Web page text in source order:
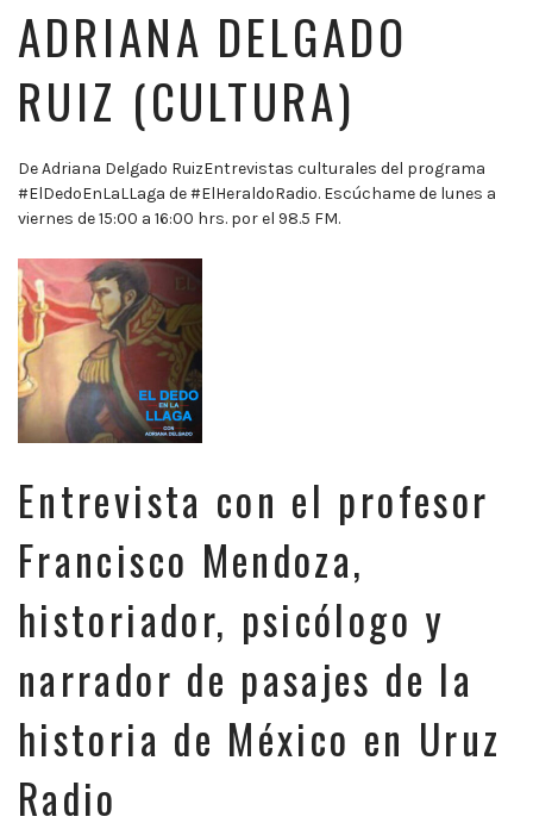
ADRIANA DELGADO
RUIZ (CULTURA)
De Adriana Delgado RuizEntrevistas culturales del programa
#ElDedoEnLaLLaga de #ElHeraldoRadio. Escúchame de lunes a
viernes de 15:00 a 16:00 hrs. por el 98.5 FM.
Entrevista con el profesor
Francisco Mendoza,
historiador, psicólogo y
narrador de pasajes de la
historia de México en Uruz
Radio